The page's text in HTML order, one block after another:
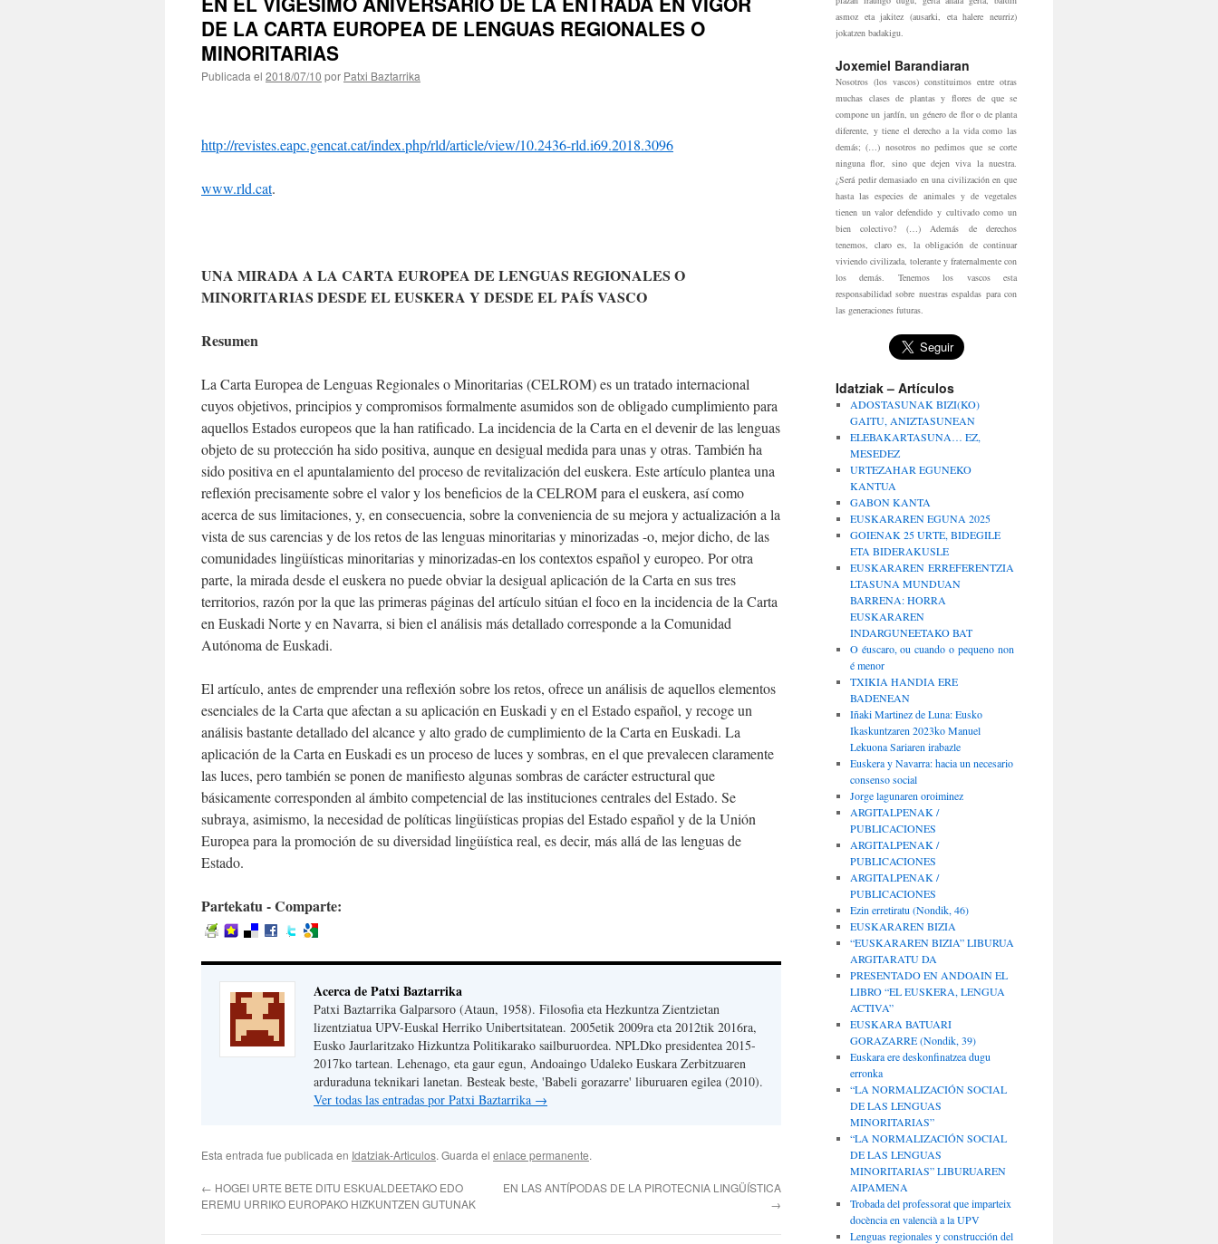
DE LA CARTA EUROPEA DE LENGUAS REGIONALES O
MINORITARIAS
Publicada el 2018/07/10 por Patxi Baztarrika
http://revistes.eapc.gencat.cat/index.php/rld/article/view/10.2436-rld.i69.2018.3096
www.rld.cat.
UNA MIRADA A LA CARTA EUROPEA DE LENGUAS REGIONALES O
MINORITARIAS DESDE EL EUSKERA Y DESDE EL PAÍS VASCO
Resumen
La Carta Europea de Lenguas Regionales o Minoritarias (CELROM) es un tratado internacional
cuyos objetivos, principios y compromisos formalmente asumidos son de obligado cumplimiento para
aquellos Estados europeos que la han ratificado. La incidencia de la Carta en el devenir de las lenguas
objeto de su protección ha sido positiva, aunque en desigual medida para unas y otras. También ha
sido positiva en el apuntalamiento del proceso de revitalización del euskera. Este artículo plantea una
reflexión precisamente sobre el valor y los beneficios de la CELROM para el euskera, así como
acerca de sus limitaciones, y, en consecuencia, sobre la conveniencia de su mejora y actualización a la
vista de sus carencias y de los retos de las lenguas minoritarias y minorizadas -o, mejor dicho, de las
comunidades lingüísticas minoritarias y minorizadas-en los contextos español y europeo. Por otra
parte, la mirada desde el euskera no puede obviar la desigual aplicación de la Carta en sus tres
territorios, razón por la que las primeras páginas del artículo sitúan el foco en la incidencia de la Carta
en Euskadi Norte y en Navarra, si bien el análisis más detallado corresponde a la Comunidad
Autónoma de Euskadi.
El artículo, antes de emprender una reflexión sobre los retos, ofrece un análisis de aquellos elementos
esenciales de la Carta que afectan a su aplicación en Euskadi y en el Estado español, y recoge un
análisis bastante detallado del alcance y alto grado de cumplimiento de la Carta en Euskadi. La
aplicación de la Carta en Euskadi es un proceso de luces y sombras, en el que prevalecen claramente
las luces, pero también se ponen de manifiesto algunas sombras de carácter estructural que
básicamente corresponden al ámbito competencial de las instituciones centrales del Estado. Se
subraya, asimismo, la necesidad de políticas lingüísticas propias del Estado español y de la Unión
Europea para la promoción de su diversidad lingüística real, es decir, más allá de las lenguas de
Estado.
Partekatu - Comparte:
Acerca de Patxi Baztarrika
Patxi Baztarrika Galparsoro (Ataun, 1958). Filosofia eta Hezkuntza Zientzietan
lizentziatua UPV-Euskal Herriko Unibertsitatean. 2005etik 2009ra eta 2012tik 2016ra,
Eusko Jaurlaritzako Hizkuntza Politikarako sailburuordea. NPLDko presidentea 2015-
2017ko tartean. Lehenago, eta gaur egun, Andoaingo Udaleko Euskara Zerbitzuaren
arduraduna teknikari lanetan. Besteak beste, 'Babeli gorazarre' liburuaren egilea (2010).
Ver todas las entradas por Patxi Baztarrika →
Esta entrada fue publicada en Idatziak-Articulos. Guarda el enlace permanente.
← HOGEI URTE BETE DITU ESKUALDEETAKO EDO
EREMU URRIKO EUROPAKO HIZKUNTZEN GUTUNAK
EN LAS ANTÍPODAS DE LA PIROTECNIA LINGÜÍSTICA
→
asmoz eta jakitez (ausarki, eta halere neurriz)
jokatzen badakigu.
Joxemiel Barandiaran
Nosotros (los vascos) constituimos entre otras
muchas clases de plantas y flores de que se
compone un jardín, un género de flor o de planta
diferente, y tiene el derecho a la vida como las
demás; (…) nosotros no pedimos que se corte
ninguna flor, sino que dejen viva la nuestra.
¿Será pedir demasiado en una civilización en que
hasta las especies de animales y de vegetales
tienen un valor defendido y cultivado como un
bien colectivo? (…) Además de derechos
tenemos, claro es, la obligación de continuar
viviendo civilizada, tolerante y fraternalmente con
los demás. Tenemos los vascos esta
responsabilidad sobre nuestras espaldas para con
las generaciones futuras.
Idatziak – Artículos
ADOSTASUNAK BIZI(KO)
GAITU, ANIZTASUNEAN
ELEBAKARTASUNA… EZ,
MESEDEZ
URTEZAHAR EGUNEKO
KANTUA
GABON KANTA
EUSKARAREN EGUNA 2025
GOIENAK 25 URTE, BIDEGILE
ETA BIDERAKUSLE
EUSKARAREN ERREFERENTZIA
LTASUNA MUNDUAN
BARRENA: HORRA
EUSKARAREN
INDARGUNEETAKO BAT
O éuscaro, ou cuando o pequeno non
é menor
TXIKIA HANDIA ERE
BADENEAN
Iñaki Martinez de Luna: Eusko
Ikaskuntzaren 2023ko Manuel
Lekuona Sariaren irabazle
Euskera y Navarra: hacia un necesario
consenso social
Jorge lagunaren oroiminez
ARGITALPENAK /
PUBLICACIONES
ARGITALPENAK /
PUBLICACIONES
ARGITALPENAK /
PUBLICACIONES
Ezin erretiratu (Nondik, 46)
EUSKARAREN BIZIA
“EUSKARAREN BIZIA” LIBURUA
ARGITARATU DA
PRESENTADO EN ANDOAIN EL
LIBRO “EL EUSKERA, LENGUA
ACTIVA”
EUSKARA BATUARI
GORAZARRE (Nondik, 39)
Euskara ere deskonfinatzea dugu
erronka
“LA NORMALIZACIÓN SOCIAL
DE LAS LENGUAS
MINORITARIAS”
“LA NORMALIZACIÓN SOCIAL
DE LAS LENGUAS
MINORITARIAS” LIBURUAREN
AIPAMENA
Trobada del professorat que imparteix
docència en valencià a la UPV
Lenguas regionales y construcción del